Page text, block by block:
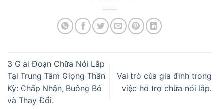
3 Giai Đoạn Chữa Nói Lắp
Tại Trung Tâm Giọng Thần
Kỳ: Chấp Nhận, Buông Bỏ
và Thay Đổi.
Vai trò của gia đình trong
việc hỗ trợ chữa nói lắp.